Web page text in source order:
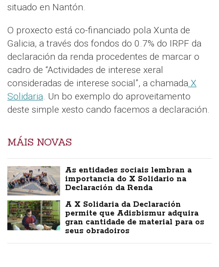
situado en Nantón.
O proxecto está co-financiado pola Xunta de
Galicia, a través dos fondos do 0.7% do IRPF da
declaración da renda procedentes de marcar o
cadro de “Actividades de interese xeral
consideradas de interese social”, a chamada X
Solidaria . Un bo exemplo do aproveitamento
deste simple xesto cando facemos a declaración.
MÁIS NOVAS
As entidades sociais lembran a
importancia do X Solidario na
Declaración da Renda
A X Solidaria da Declaración
permite que Adisbismur adquira
gran cantidade de material para os
seus obradoiros